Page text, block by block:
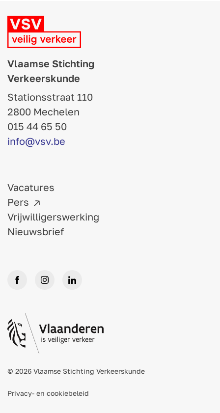
Vlaamse Stichting
Verkeerskunde
Stationsstraat 110
2800 Mechelen
015 44 65 50
info@vsv.be
Vacatures
Pers
Vrijwilligerswerking
Nieuwsbrief
© 2026 Vlaamse Stichting Verkeerskunde
Privacy- en cookiebeleid